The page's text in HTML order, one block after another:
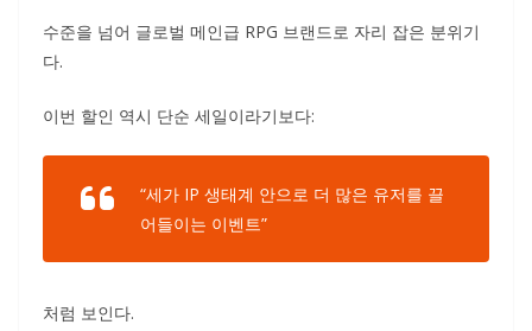
수준을 넘어 글로벌 메인급 RPG 브랜드로 자리 잡은 분위기
다.
이번 할인 역시 단순 세일이라기보다:
“세가 IP 생태계 안으로 더 많은 유저를 끌
어들이는 이벤트”
처럼 보인다.